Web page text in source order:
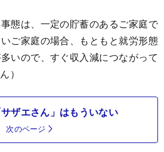
態は、一定の貯蓄のあるご家庭で
ご家庭の場合、もともと就労形態
いので、すぐ収入減につながって
）
ザエさん」はもういない
次のページ